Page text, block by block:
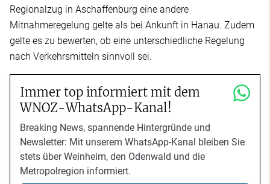
Regionalzug in Aschaffenburg eine andere
Mitnahmeregelung gelte als bei Ankunft in Hanau. Zudem
gelte es zu bewerten, ob eine unterschiedliche Regelung
nach Verkehrsmitteln sinnvoll sei.
Immer top informiert mit dem
WNOZ-WhatsApp-Kanal!
Breaking News, spannende Hintergründe und
Newsletter: Mit unserem WhatsApp-Kanal bleiben Sie
stets über Weinheim, den Odenwald und die
Metropolregion informiert.